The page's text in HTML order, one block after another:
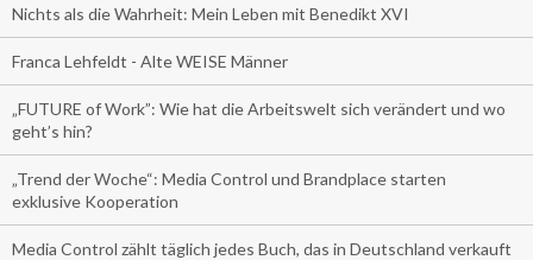
Nichts als die Wahrheit: Mein Leben mit Benedikt XVI
Franca Lehfeldt - Alte WEISE Männer
„FUTURE of Work”: Wie hat die Arbeitswelt sich verändert und wo
geht’s hin?
„Trend der Woche“: Media Control und Brandplace starten
exklusive Kooperation
Media Control zählt täglich jedes Buch, das in Deutschland verkauft